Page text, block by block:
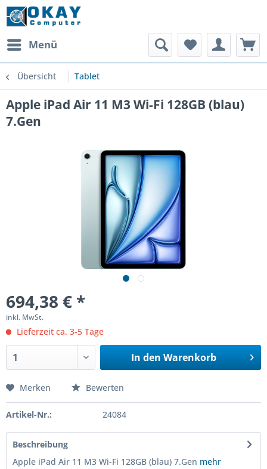
Menü
Übersicht Tablet
Apple iPad Air 11 M3 Wi-Fi 128GB (blau)
7.Gen
694,38 € *
inkl. MwSt.
Lieferzeit ca. 3-5 Tage
In den Warenkorb
Merken Bewerten
Artikel-Nr.: 24084
Beschreibung
Apple iPad Air 11 M3 Wi-Fi 128GB (blau) 7.Gen mehr